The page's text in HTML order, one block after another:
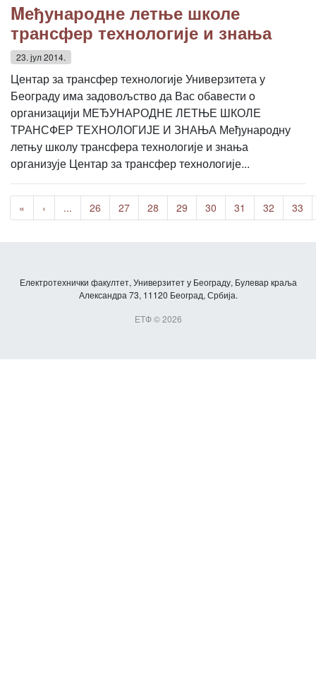
Mеђународне летње школе
трансфер технологије и знања
23. јул 2014.
Центар за трансфер технологије Универзитета у
Београду има задовољство да Вас обавести o
организацији МЕЂУНАРОДНЕ ЛЕТЊЕ ШКОЛЕ
ТРАНСФЕР ТЕХНОЛОГИЈЕ И ЗНАЊА Међународну
летњу школу трансфера технологије и знања
организује Центар за трансфер технологије...
« ‹ ... 26 27 28 29 30 31 32 33
Електротехнички факултет, Универзитет у Београду, Булевар краља
Александра 73, 11120 Београд, Србија.
ЕТФ © 2026